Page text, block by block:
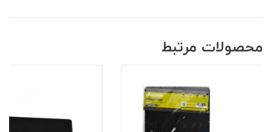
محصولات مرتبط